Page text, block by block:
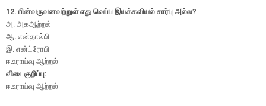
12. பின்வருவனவற்றுள் எது வெப்ப இயக்கவியல் சார்பு அல்ல?
அ. அகஆற்றல்
ஆ. என்தால்பி
இ. என்ட்ரோபி
ஈ.உராய்வு ஆற்றல்
விடைகுறிப்பு:
ஈ.உராய்வு ஆற்றல்